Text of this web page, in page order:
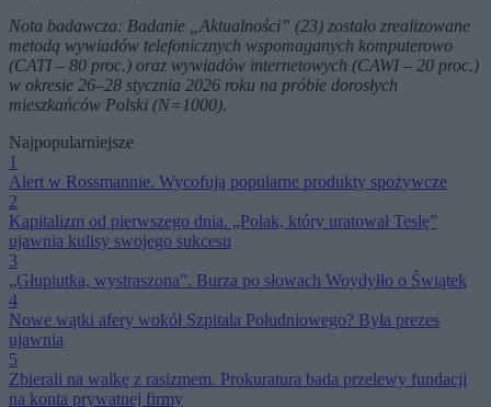
Nota badawcza: Badanie „Aktualności” (23) zostało zrealizowane
metodą wywiadów telefonicznych wspomaganych komputerowo
(CATI – 80 proc.) oraz wywiadów internetowych (CAWI – 20 proc.)
w okresie 26–28 stycznia 2026 roku na próbie dorosłych
mieszkańców Polski (N=1000).
Najpopularniejsze
1
Alert w Rossmannie. Wycofują popularne produkty spożywcze
2
Kapitalizm od pierwszego dnia. „Polak, który uratował Teslę”
ujawnia kulisy swojego sukcesu
3
„Głupiutka, wystraszona”. Burza po słowach Woydyłło o Świątek
4
Nowe wątki afery wokół Szpitala Południowego? Była prezes
ujawnia
5
Zbierali na walkę z rasizmem. Prokuratura bada przelewy fundacji
na konta prywatnej firmy